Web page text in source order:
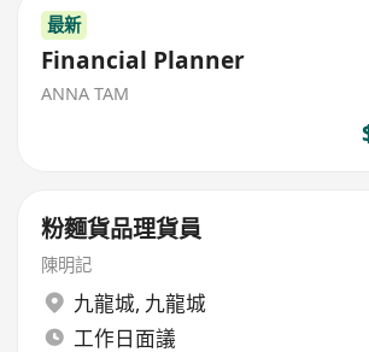
最新
Financial Planner
ANNA TAM
粉麵貨品理貨員
陳明記
九龍城, 九龍城
工作日面議